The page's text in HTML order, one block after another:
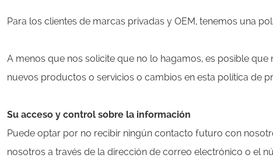
Para los clientes de marcas privadas y OEM, tenemos una
A menos que nos solicite que no lo hagamos, es posible
nuevos productos o servicios o cambios en esta política de
Su acceso y control sobre la información
Puede optar por no recibir ningún contacto futuro con
nosotros a través de la dirección de correo electrónico o el